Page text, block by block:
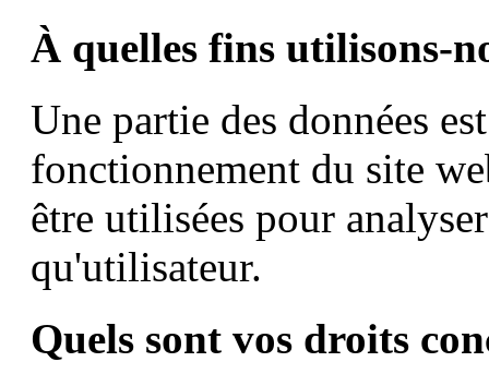
À quelles fins utilisons-
Une partie des données
fonctionnement du site
être utilisées pour
qu'utilisateur.
Quels sont vos droits